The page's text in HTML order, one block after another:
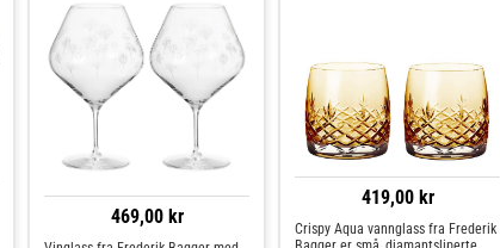
469,00 kr
419,00 kr
Crispy Aqua vannglass fra Frederik